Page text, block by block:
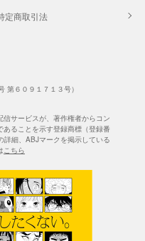
定商取引法
サービスが、著作権者からコン
ることを示す登録商標（登録番
詳細、ABJマークを掲示している
こちら